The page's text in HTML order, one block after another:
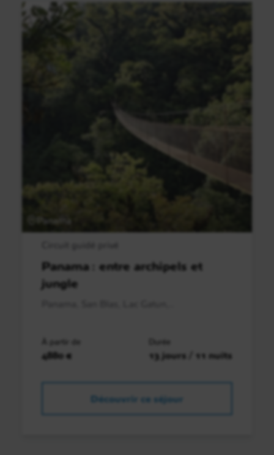
Panama
Panama : entre archipels et
jungle
À partir de
4880 €
Durée
13 jours / 11 nuits
Découvrir ce séjour